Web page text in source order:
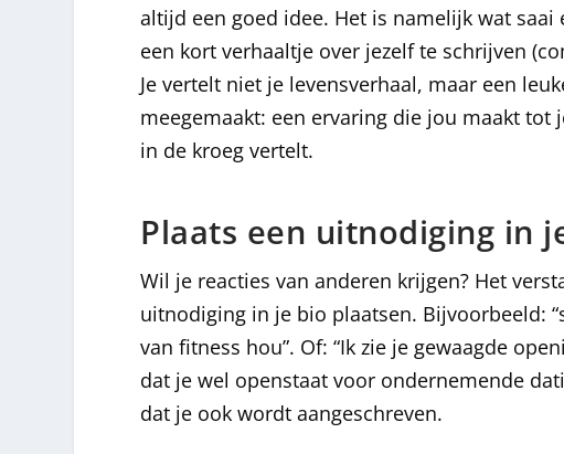
altijd een goed idee. Het is namelijk wat
een kort verhaaltje over jezelf te schrijven
Je vertelt niet je levensverhaal, maar een
meegemaakt: een ervaring die jou maakt tot
in de kroeg vertelt.
Plaats een uitnodiging in
Wil je reacties van anderen krijgen? Het
uitnodiging in je bio plaatsen. Bijvoorbeeld:
van fitness hou”. Of: “Ik zie je gewaagde
dat je wel openstaat voor ondernemende
dat je ook wordt aangeschreven.